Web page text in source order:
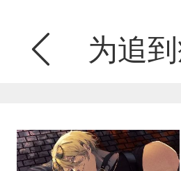
为追